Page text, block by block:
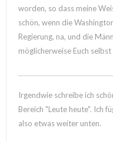
worden, so dass meine
schön, wenn die
Regierung, na, und die
möglicherweise Euch
Irgendwie schreibe ich
Bereich "Leute heute". Ich
also etwas weiter unten.